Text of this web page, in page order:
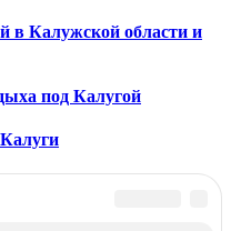
в Калужской области и
под Калугой